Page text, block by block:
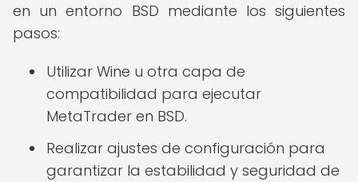
en un entorno BSD mediante los siguientes
pasos:
Utilizar Wine u otra capa de
compatibilidad para ejecutar
MetaTrader en BSD.
Realizar ajustes de configuración para
garantizar la estabilidad y seguridad de